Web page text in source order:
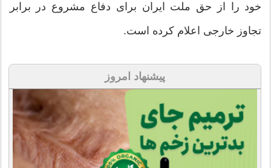
خود را از حق ملت ایران برای دفاع مشروع در برابر
تجاوز خارجی اعلام کرده است.
پیشنهاد امروز